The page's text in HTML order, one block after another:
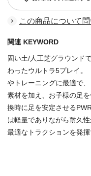
この商品について
関連 KEYWORD
固い土/人工芝グラウンド
わったウルトラ5プレイ
やトレーニングに最適で
素材を加え、お子様の足
換時に足を安定させる
は軽量でありながら耐久
最適なトラクションを発